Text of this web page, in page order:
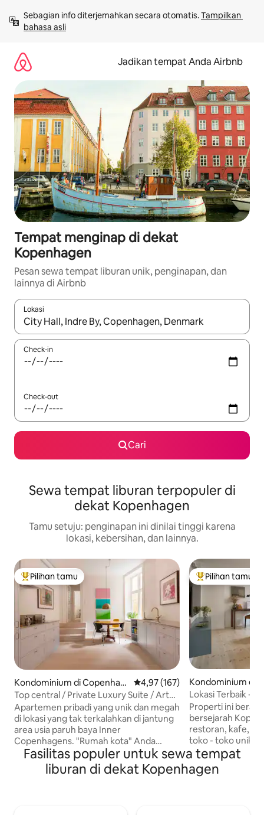
langsung
lihat
Sebagian info diterjemahkan secara otomatis. Tampilkan
bahasa asli
Jadikan tempat Anda Airbnb
Tempat menginap di dekat
Kopenhagen
Pesan sewa tempat liburan unik, penginapan, dan
lainnya di Airbnb
Lokasi
Jika hasil yang dicari tersedia, telusuri dengan tombol panah
Check-in
Check-out
Cari
Sewa tempat liburan terpopuler di
dekat Kopenhagen
Tamu setuju: penginapan ini dinilai tinggi karena
lokasi, kebersihan, dan lainnya.
Pilihan tamu terpopuler
Pilihan tamu
Kondominium di Copenhag
en
Nilai rata-rata 4,97 dari 5, 167
4,97 (167)
Top central / Private Luxury Suite / Art
Gallery
Apartemen pribadi yang unik dan megah
di lokasi yang tak terkalahkan di jantung
area usia paruh baya Inner
Copenhagens. "Rumah kota" Anda
sendiri dengan pintu masuk pribadi dari
jalan keluar. Kemewahan kelas atas yang
tersebar di 140 meter persegi, Anda
Pilihan tamu
Pilihan tamu
Kondominium di
en
Lokasi Terbaik -
Terbesar di CPH
Properti ini
bersejarah
restoran, kafe,
toko - toko unik
tikungan terletak
Gardens yang
pagi, momen
Fasilitas populer untuk sewa tempat
liburan di dekat Kopenhagen